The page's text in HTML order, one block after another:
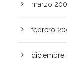
marzo
febrero
diciembre